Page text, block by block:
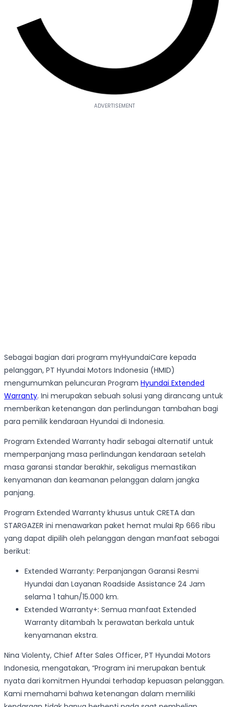
Sebagai bagian dari program myHyundaiCare kepada
pelanggan, PT Hyundai Motors Indonesia (HMID)
mengumumkan peluncuran Program Hyundai Extended
Warranty. Ini merupakan sebuah solusi yang dirancang untuk
memberikan ketenangan dan perlindungan tambahan bagi
para pemilik kendaraan Hyundai di Indonesia.
Program Extended Warranty hadir sebagai alternatif untuk
memperpanjang masa perlindungan kendaraan setelah
masa garansi standar berakhir, sekaligus memastikan
kenyamanan dan keamanan pelanggan dalam jangka
panjang.
Program Extended Warranty khusus untuk CRETA dan
STARGAZER ini menawarkan paket hemat mulai Rp 666 ribu
yang dapat dipilih oleh pelanggan dengan manfaat sebagai
berikut:
Extended Warranty: Perpanjangan Garansi Resmi
Hyundai dan Layanan Roadside Assistance 24 Jam
selama 1 tahun/15.000 km.
Extended Warranty+: Semua manfaat Extended
Warranty ditambah 1x perawatan berkala untuk
kenyamanan ekstra.
Nina Violenty, Chief After Sales Officer, PT Hyundai Motors
Indonesia, mengatakan, “Program ini merupakan bentuk
nyata dari komitmen Hyundai terhadap kepuasan pelanggan.
Kami memahami bahwa ketenangan dalam memiliki